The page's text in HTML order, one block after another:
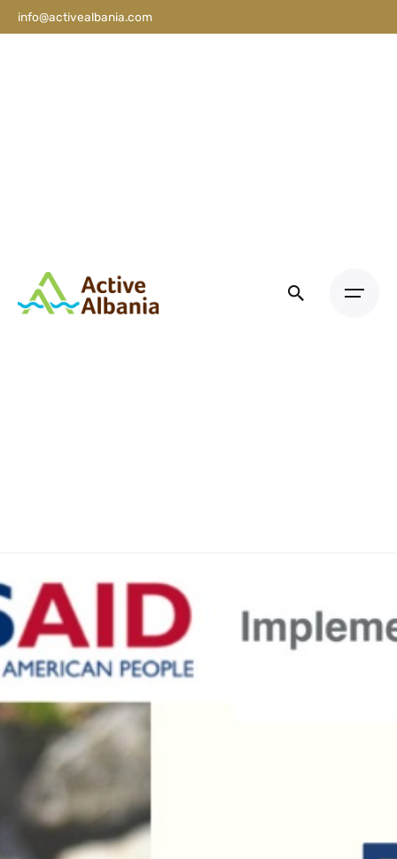
info@activealbania.com